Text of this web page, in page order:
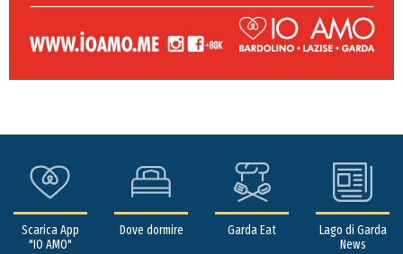
Scarica App
"IO AMO"
Dove dormire Garda Eat
Lago di Garda
News